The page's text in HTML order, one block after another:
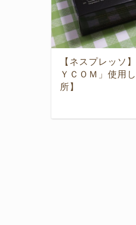
【ネスプレッソ
ＹＣＯＭ」使用
所】